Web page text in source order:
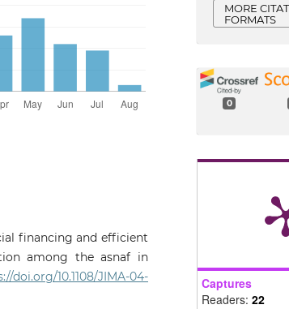
financing and efficient
among the asnaf in
doi.org/10.1108/JIMA-04-
MORE
FORMATS
0
Captures
Readers: 22